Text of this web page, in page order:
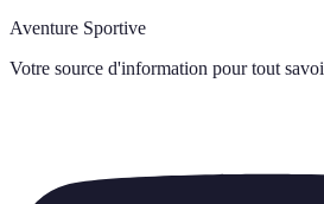
Aventure Sportive
Votre source d'information pour tout